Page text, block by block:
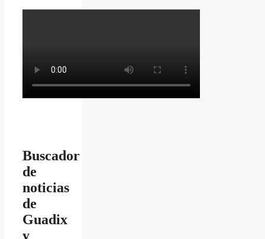
Buscador
de
noticias
de
Guadix
y